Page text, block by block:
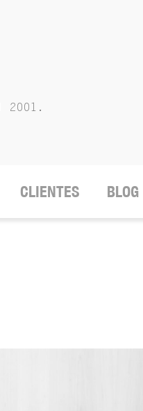
2001.
CLIENTES BLOG